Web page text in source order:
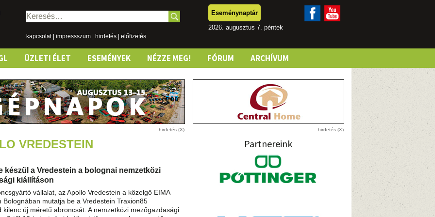
Keresés:
kapcsolat| impressszum hirdetés előfizetés
Eseménynaptár
2026. augusztus 7. péntek
ÜZLETI ÉLET ESEMÉNYEK NÉZZE MEG! FÓRUM ARCHÍVUM
VREDESTEIN
készül a Vredestein a bolognai nemzetközi
kiállításon
vállalat, az Apollo Vredestein a közelgő EIMA
Bolognában mutatja be a Vredestein Traxion85
kilenc új méretű abroncsát. A nemzetközi mezőgazdasági
Partnereink